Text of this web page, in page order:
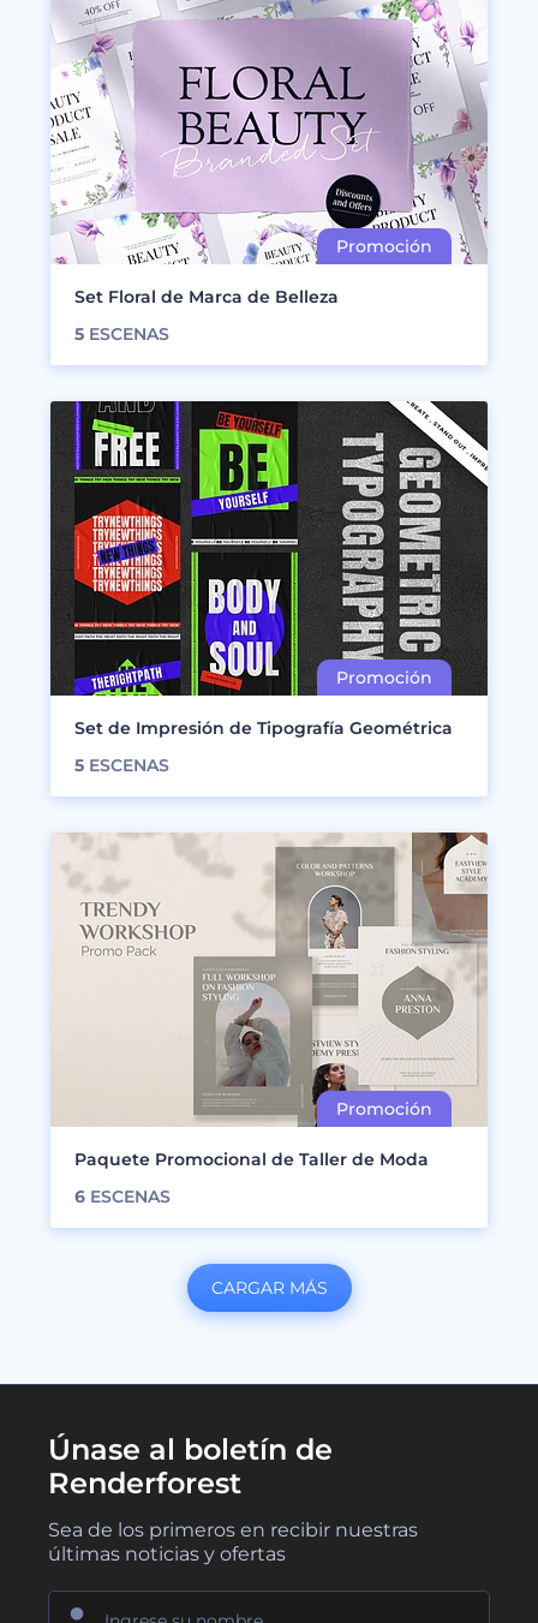
Set Floral de Marca de Belleza
5 ESCENAS
Set de Impresión de Tipografía Geométrica
5 ESCENAS
Paquete Promocional de Taller de Moda
6 ESCENAS
CARGAR MÁS
Únase al boletín de
Renderforest
Sea de los primeros en recibir nuestras
últimas noticias y ofertas